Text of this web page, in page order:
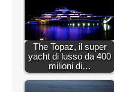
The Topaz, il super
yacht di lusso da 400
milioni di…